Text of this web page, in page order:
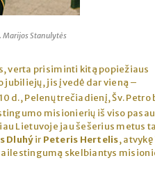
Marijos Stanulytės
verta prisiminti kitą popiežiaus
jubiliejų, jis įvedė dar vieną –
d., Pelenų trečiadienį, Šv.
misionierių iš viso
Lietuvoje jau šešerius metus
Dluhýir Peteris Hertelis, atvykę
skelbiantys